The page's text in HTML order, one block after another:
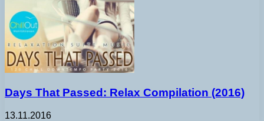
Days That Passed: Relax Compilation (2016)
13.11.2016